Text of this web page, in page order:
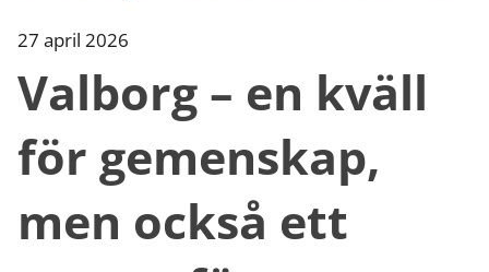
27 april 2026
Valborg – en kväll
för gemenskap,
men också ett